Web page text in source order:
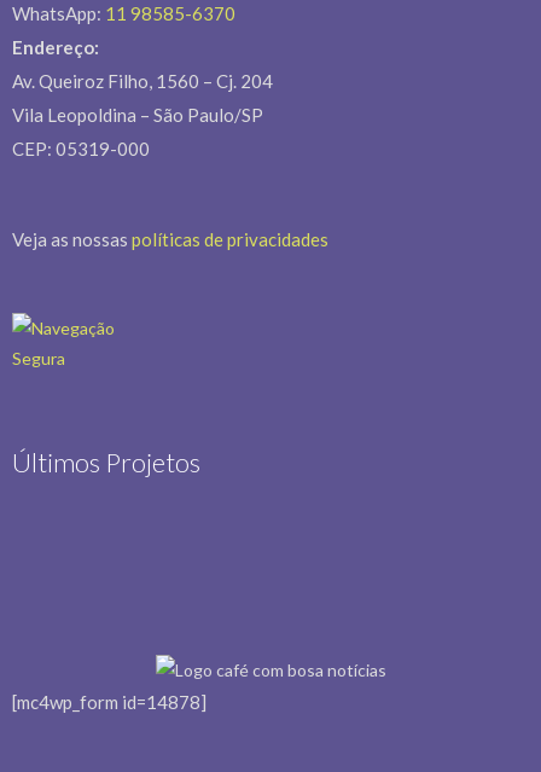
WhatsApp: 11 98585-6370
Endereço:
Av. Queiroz Filho, 1560 – Cj. 204
Vila Leopoldina – São Paulo/SP
CEP: 05319-000
Veja as nossas políticas de privacidades
Últimos Projetos
[mc4wp_form id=14878]